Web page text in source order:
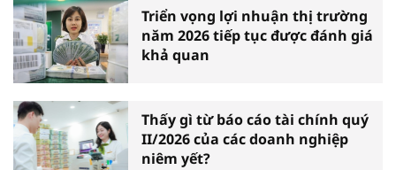
Triển vọng lợi nhuận thị trường
năm 2026 tiếp tục được đánh giá
khả quan
Thấy gì từ báo cáo tài chính quý
II/2026 của các doanh nghiệp
niêm yết?